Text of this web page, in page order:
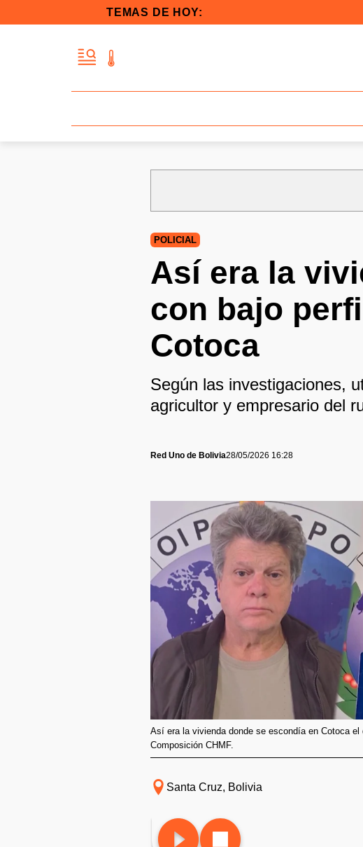
TEMAS DE HOY:
POLICIAL
Así era la
con bajo
Cotoca
Según las investigaciones,
agricultor y empresario del
Red Uno de Bolivia28/05/2026 16:28
Así era la vivienda donde se escondía en Cotoca el
Composición CHMF.
Santa Cruz, Bolivia